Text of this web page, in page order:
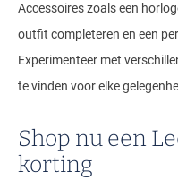
Accessoires zoals een
outfit completeren en een
Experimenteer met
te vinden voor elke
Shop nu een
korting